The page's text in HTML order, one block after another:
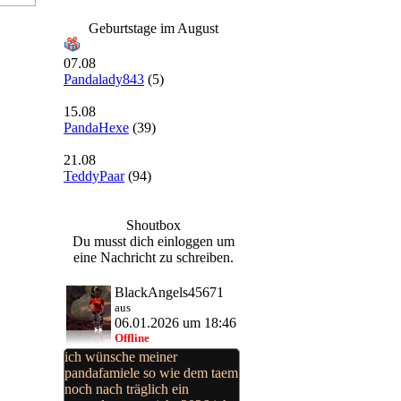
Geburtstage im August
07.08
Pandalady843 (5)
15.08
PandaHexe (39)
21.08
TeddyPaar(94)
Shoutbox
Du musst dich einloggen um
eine Nachricht zu schreiben.
BlackAngels45671
aus
06.01.2026 um 18:46
Offline
ich wünsche meiner
pandafamiele so wie dem taem
noch nach träglich ein